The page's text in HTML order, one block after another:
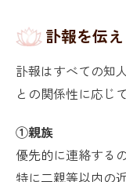
訃報を伝
訃報はすべての知
との関係性に応じ
①親族
優先的に連絡する
特に二親等以内の